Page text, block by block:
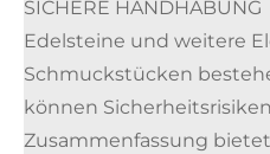
SICHERE HANDHABUNG
Edelsteine und weitere
Schmuckstücken
können
Zusammenfassung